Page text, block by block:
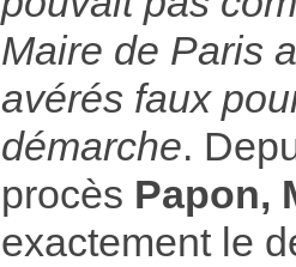
Maire de Paris
avérés faux
démarche.
procès Papon,
exactement le